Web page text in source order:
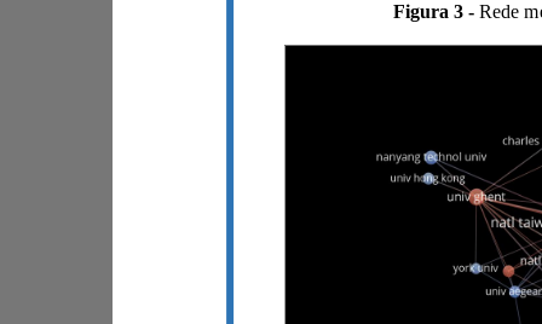
Figura 3 -